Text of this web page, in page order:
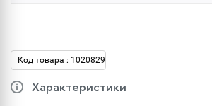
Код товара : 1020829
Характеристики